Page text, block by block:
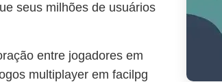
seus milhões de usuários
entre jogadores em
multiplayer em facilpg